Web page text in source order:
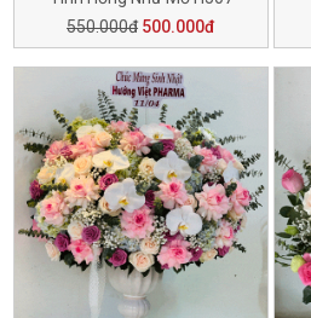
550.000đ 500.000đ